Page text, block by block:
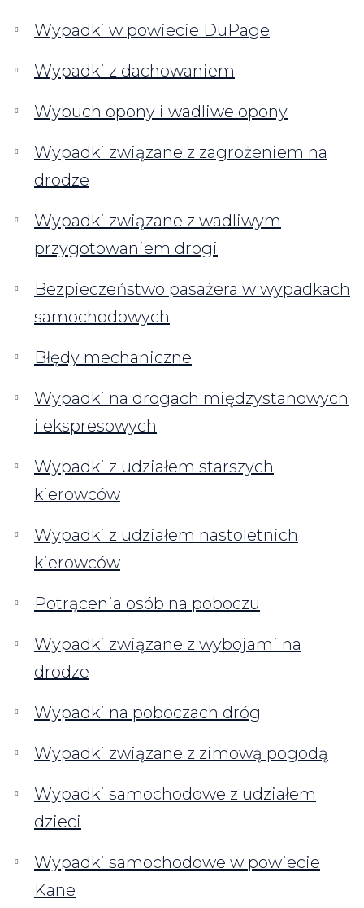
Wypadki w powiecie DuPage
Wypadki z dachowaniem
Wybuch opony i wadliwe opony
Wypadki związane z zagrożeniem na
drodze
Wypadki związane z wadliwym
przygotowaniem drogi
Bezpieczeństwo pasażera w wypadkach
samochodowych
Błędy mechaniczne
Wypadki na drogach międzystanowych
i ekspresowych
Wypadki z udziałem starszych
kierowców
Wypadki z udziałem nastoletnich
kierowców
Potrącenia osób na poboczu
Wypadki związane z wybojami na
drodze
Wypadki na poboczach dróg
Wypadki związane z zimową pogodą
Wypadki samochodowe z udziałem
dzieci
Wypadki samochodowe w powiecie
Kane